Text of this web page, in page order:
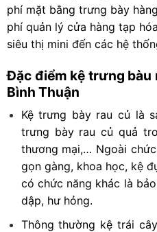
phí mặt bằng trưng bày
phí quản lý cửa hàng tạp
siêu thị mini đến các hệ
Đặc điểm kệ trưng bàu
Bình Thuận
Kệ trưng bày rau củ là
trưng bày rau củ quả
thương mại,… Ngoài
gọn gàng, khoa học, kệ
có chức năng khác là
dập, hư hỏng.
Thông thường kệ trái